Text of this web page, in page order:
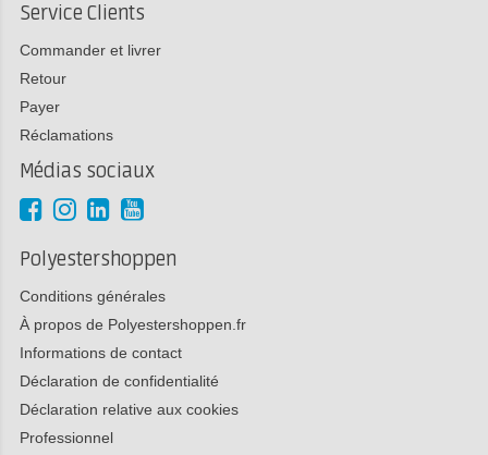
Service Clients
Commander et livrer
Retour
Payer
Réclamations
Médias sociaux
Polyestershoppen
Conditions générales
À propos de Polyestershoppen.fr
Informations de contact
Déclaration de confidentialité
Déclaration relative aux cookies
Professionnel